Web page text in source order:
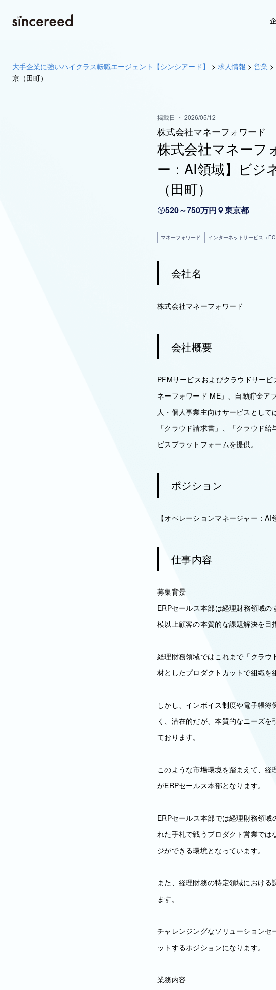
大手企業に強いハイクラス転職エージェント【シンシアード】 > 求人情報 > 営業 >
京（田町）
掲載日 ・ 2026/05/12
株式会社マネーフォワード
株式会社マネーフ
ー：AI領域】ビジ
（田町）
520～750万円 東京都
マネーフォワード インターネットサービス（
会社名
株式会社マネーフォワード
会社概要
PFMサービスおよびクラウドサー
ネーフォワード ME」、自動貯金ア
人・個人事業主向けサービスとして
「クラウド請求書」、「クラウド
ビスプラットフォームを提供。
ポジション
【オペレーションマネージャー：
仕事内容
募集背景
ERPセールス本部は経理財務領域
模以上顧客の本質的な課題解決を目
経理財務領域ではこれまで「クラ
材としたプロダクトカットで組織を
しかし、インボイス制度や電子帳
く、潜在的だが、本質的なニーズ
ております。
このような市場環境を踏まえて、
がERPセールス本部となります。
ERPセールス本部では経理財務領
れた手札で戦うプロダクト営業で
ジができる環境となっています。
また、経理財務の特定領域におけ
ます。
チャレンジングなソリューション
ットするポジションになります。
業務内容